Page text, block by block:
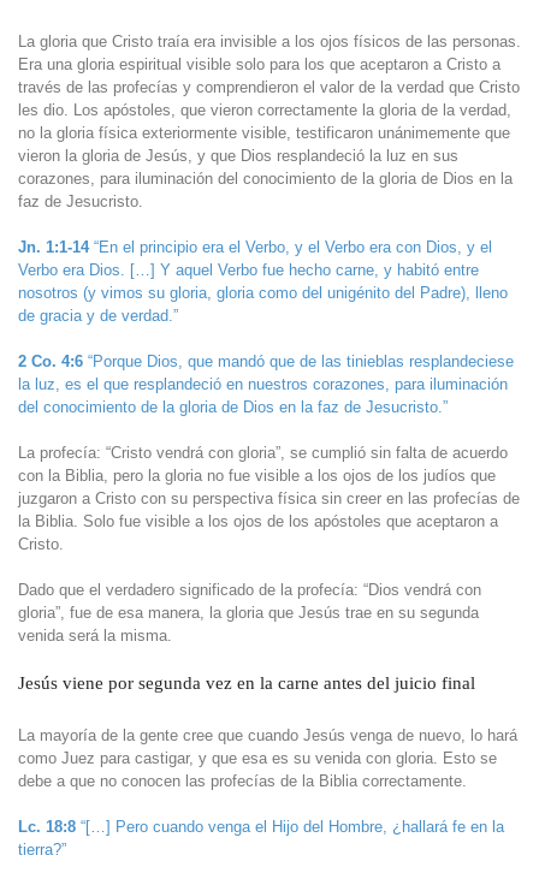
La gloria que Cristo traía era invisible a los ojos físicos de las personas.
Era una gloria espiritual visible solo para los que aceptaron a Cristo a
través de las profecías y comprendieron el valor de la verdad que Cristo
les dio. Los apóstoles, que vieron correctamente la gloria de la verdad,
no la gloria física exteriormente visible, testificaron unánimemente que
vieron la gloria de Jesús, y que Dios resplandeció la luz en sus
corazones, para iluminación del conocimiento de la gloria de Dios en la
faz de Jesucristo.
Jn. 1:1-14“En el principio era el Verbo, y el Verbo era con Dios, y el
Verbo era Dios. […] Y aquel Verbo fue hecho carne, y habitó entre
nosotros (y vimos su gloria, gloria como del unigénito del Padre), lleno
de gracia y de verdad.”
2 Co. 4:6 “Porque Dios, que mandó que de las tinieblas resplandeciese
la luz, es el que resplandeció en nuestros corazones, para iluminación
del conocimiento de la gloria de Dios en la faz de Jesucristo.”
La profecía: “Cristo vendrá con gloria”, se cumplió sin falta de acuerdo
con la Biblia, pero la gloria no fue visible a los ojos de los judíos que
juzgaron a Cristo con su perspectiva física sin creer en las profecías de
la Biblia. Solo fue visible a los ojos de los apóstoles que aceptaron a
Cristo.
Dado que el verdadero significado de la profecía: “Dios vendrá con
gloria”, fue de esa manera, la gloria que Jesús trae en su segunda
venida será la misma.
Jesús viene por segunda vez en la carne antes del juicio final
La mayoría de la gente cree que cuando Jesús venga de nuevo, lo hará
como Juez para castigar, y que esa es su venida con gloria. Esto se
debe a que no conocen las profecías de la Biblia correctamente.
Lc. 18:8 “[…] Pero cuando venga el Hijo del Hombre, ¿hallará fe en la
tierra?”